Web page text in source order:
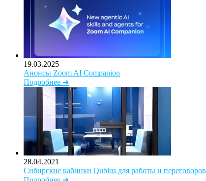
19.03.2025
Анонсы Zoom AI Companion
Подробнее ➜
28.04.2021
Сибирские кабинки Qubius для работы и переговоров